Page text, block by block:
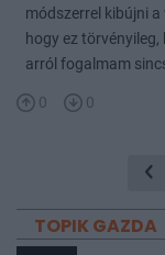
módszerrel kibújni
hogy ez
arról fogalmam
0 0
TOPIK GAZDA